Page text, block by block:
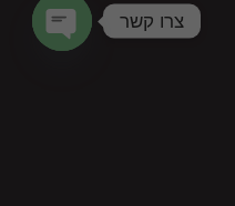
צרו קשר